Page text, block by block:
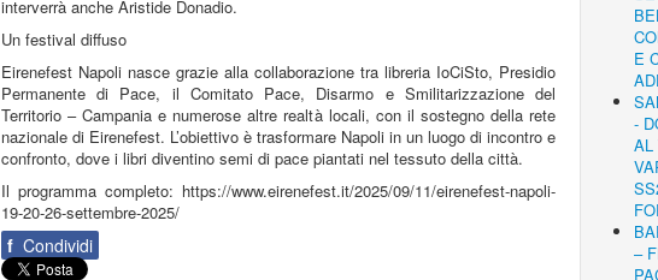
interverrà anche Aristide Donadio.
Un festival diffuso
Eirenefest Napoli nasce grazie alla collaborazione tra libreria IoCiSto, Presidio
Permanente di Pace, il Comitato Pace, Disarmo e Smilitarizzazione del
Territorio – Campania e numerose altre realtà locali, con il sostegno della rete
nazionale di Eirenefest. L’obiettivo è trasformare Napoli in un luogo di incontro e
confronto, dove i libri diventino semi di pace piantati nel tessuto della città.
Il programma completo: https://www.eirenefest.it/2025/09/11/eirenefest-napoli-
19-20-26-settembre-2025/
f Condividi
E
-
AL
–